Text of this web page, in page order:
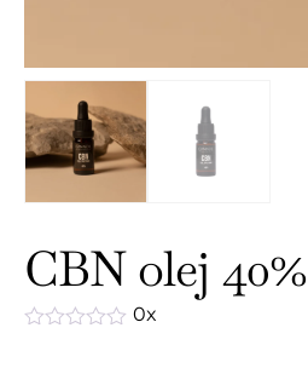
CBN olej 40%
0x